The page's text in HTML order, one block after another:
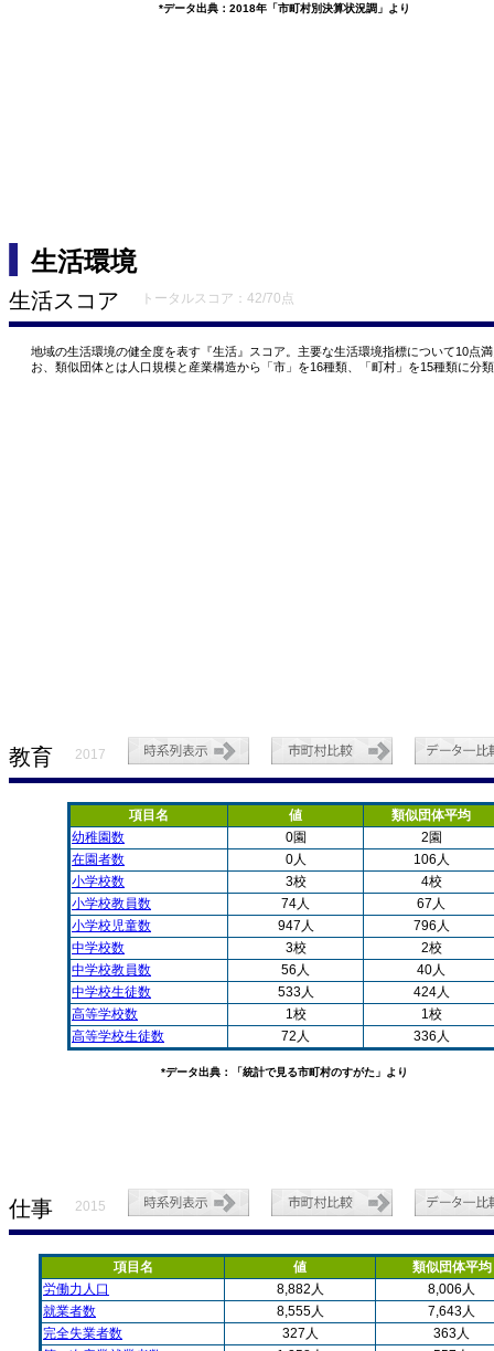
*データ出典：2018年「市町村別決算状況調」より
生活環境
生活スコア トータルスコア：42/70点
地域の生活環境の健全度を表す『生活』スコア。主要な生活環境指標について10点
お、類似団体とは人口規模と産業構造から「市」を16種類、「町村」を15種類に分
教育 2017
項目名 値
類似団体平均
幼稚園数
0園
2園
在園者数
0人
106人
小学校数
3校
4校
小学校教員数
74人
67人
小学校児童数
947人
796人
中学校数
3校
2校
中学校教員数
56人
40人
中学校生徒数
533人
424人
高等学校数
1校
1校
高等学校生徒数
72人 336人
*データ出典：「統計で見る市町村のすがた」より
仕事 2015
項目名 値
類似団体平均
労働力人口
8,882人
8,006人
就業者数
8,555人
7,643人
完全失業者数
327人
363人